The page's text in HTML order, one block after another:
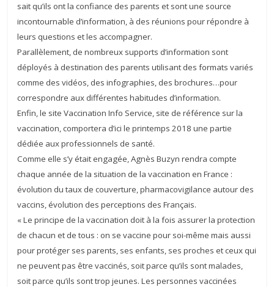
sait qu’ils ont la confiance des parents et sont une source
incontournable d’information, à des réunions pour répondre à
leurs questions et les accompagner.
Parallèlement, de nombreux supports d’information sont
déployés à destination des parents utilisant des formats variés
comme des vidéos, des infographies, des brochures…pour
correspondre aux différentes habitudes d’information.
Enfin, le site Vaccination Info Service, site de référence sur la
vaccination, comportera d’ici le printemps 2018 une partie
dédiée aux professionnels de santé.
Comme elle s’y était engagée, Agnès Buzyn rendra compte
chaque année de la situation de la vaccination en France :
évolution du taux de couverture, pharmacovigilance autour des
vaccins, évolution des perceptions des Français.
« Le principe de la vaccination doit à la fois assurer la protection
de chacun et de tous : on se vaccine pour soi-même mais aussi
pour protéger ses parents, ses enfants, ses proches et ceux qui
ne peuvent pas être vaccinés, soit parce qu’ils sont malades,
soit parce qu’ils sont trop jeunes. Les personnes vaccinées